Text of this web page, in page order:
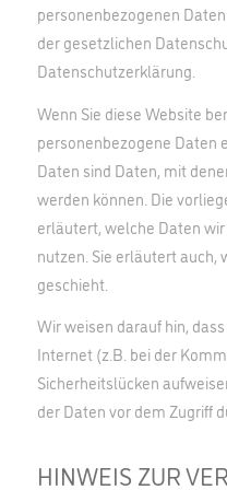
personenbezogenen
der gesetzlichen
Datenschutzerklärung.
Wenn Sie diese Website
personenbezogene Daten
Daten sind Daten, mit
werden können. Die
erläutert, welche Daten
nutzen. Sie erläutert auch,
geschieht.
Wir weisen darauf hin,
Internet (z.B. bei der
Sicherheitslücken
der Daten vor dem Zugriff
HINWEIS ZUR